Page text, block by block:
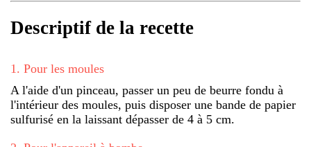
Descriptif de la recette
1 . Pour les moules
A l'aide d'un pinceau, passer un peu de beurre fondu à
l'intérieur des moules, puis disposer une bande de papier
sulfurisé en la laissant dépasser de 4 à 5 cm.